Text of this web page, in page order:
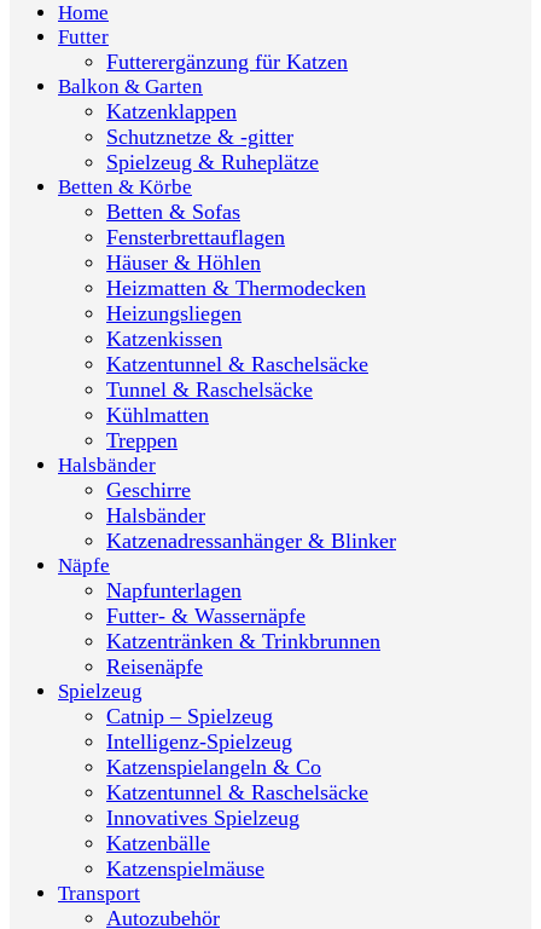
Home
Futter
Futterergänzung für Katzen
Balkon & Garten
Katzenklappen
Schutznetze & -gitter
Spielzeug & Ruheplätze
Betten & Körbe
Betten & Sofas
Fensterbrettauflagen
Häuser & Höhlen
Heizmatten & Thermodecken
Heizungsliegen
Katzenkissen
Katzentunnel & Raschelsäcke
Tunnel & Raschelsäcke
Kühlmatten
Treppen
Halsbänder
Geschirre
Halsbänder
Katzenadressanhänger & Blinker
Näpfe
Napfunterlagen
Futter- & Wassernäpfe
Katzentränken & Trinkbrunnen
Reisenäpfe
Spielzeug
Catnip – Spielzeug
Intelligenz-Spielzeug
Katzenspielangeln & Co
Katzentunnel & Raschelsäcke
Innovatives Spielzeug
Katzenbälle
Katzenspielmäuse
Transport
Autozubehör